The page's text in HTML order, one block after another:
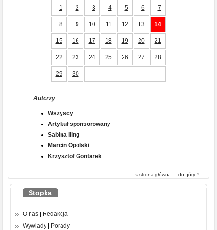
1
2 3 4 5 6 7
8 9 10 11 12 13 14
15 16 17 18 19 20 21
22 23 24 25 26 27 28
29 30
Autorzy
Wszyscy
Artykuł sponsorowany
Sabina Iling
Marcin Opolski
Krzysztof Gontarek
« strona główna - do góry ^
Stopka
O nas
Redakcja
Wywiady
Porady